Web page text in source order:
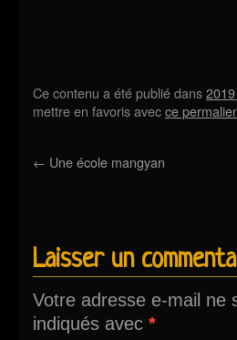
Ce contenu a été publié dans
mettre en favoris avecce
← Une école mangyan
Laisser un
Votre adresse e-mail ne
indiqués avec *